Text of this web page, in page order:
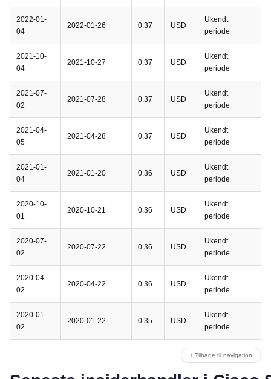
2022-01-
04
2022-01-26 0.37 USD
Ukendt
periode
2021-10-
04
2021-10-27 0.37 USD
Ukendt
periode
2021-07-
02
2021-07-28 0.37 USD
Ukendt
periode
2021-04-
05
2021-04-28 0.37 USD
Ukendt
periode
2021-01-
04
2021-01-20 0.36 USD
Ukendt
periode
2020-10-
01
2020-10-21 0.36 USD
Ukendt
periode
2020-07-
02
2020-07-22 0.36 USD
Ukendt
periode
2020-04-
02
2020-04-22 0.36 USD
Ukendt
periode
2020-01-
02
2020-01-22 0.35 USD
Ukendt
periode
↑ Tilbage til navigation